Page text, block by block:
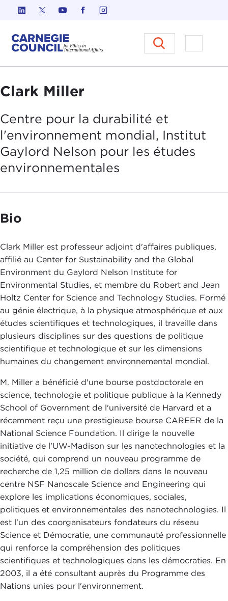
Skip to content
Carnegie Council sur
Ouvrir
Clark Miller
Centre pour la durabilité et
l'environnement mondial, Institut
Gaylord Nelson pour les études
environnementales
Bio
Clark Miller est professeur adjoint d'affaires publiques,
affilié au Center for Sustainability and the Global
Environment du Gaylord Nelson Institute for
Environmental Studies, et membre du Robert and Jean
Holtz Center for Science and Technology Studies. Formé
au génie électrique, à la physique atmosphérique et aux
études scientifiques et technologiques, il travaille dans
plusieurs disciplines sur des questions de politique
scientifique et technologique et sur les dimensions
humaines du changement environnemental mondial.
M. Miller a bénéficié d'une bourse postdoctorale en
science, technologie et politique publique à la Kennedy
School of Government de l'université de Harvard et a
récemment reçu une prestigieuse bourse CAREER de la
National Science Foundation. Il dirige la nouvelle
initiative de l'UW-Madison sur les nanotechnologies et la
société, qui comprend un nouveau programme de
recherche de 1,25 million de dollars dans le nouveau
centre NSF Nanoscale Science and Engineering qui
explore les implications économiques, sociales,
politiques et environnementales des nanotechnologies. Il
est l'un des coorganisateurs fondateurs du réseau
Science et Démocratie, une communauté professionnelle
qui renforce la compréhension des politiques
scientifiques et technologiques dans les démocraties. En
2003, il a été consultant auprès du Programme des
Nations unies pour l'environnement.